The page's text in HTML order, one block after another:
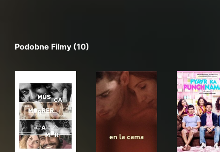
Podobne Filmy (10)